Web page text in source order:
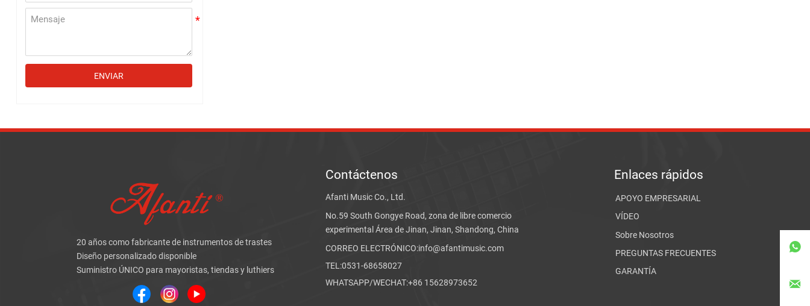
ENVIAR
20 años como fabricante de instrumentos de trastes
Diseño personalizado disponible
Suministro ÚNICO para mayoristas, tiendas y luthiers
Contáctenos
Afanti Music Co., Ltd.
No.59 South Gongye Road, zona de libre comercio
experimental Área de Jinan, Jinan, Shandong, China
CORREO ELECTRÓNICO:info@afantimusic.com
TEL:0531-68658027
WHATSAPP/WECHAT:+86 15628973652
Enlaces rápidos
APOYO EMPRESARIAL
VÍDEO
Sobre Nosotros
PREGUNTAS FRECUENTES
GARANTÍA

